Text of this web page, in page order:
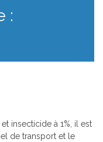
:
insecticide à 1%, il est
de transport et le